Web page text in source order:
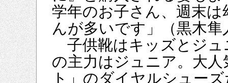
学年のお子さん、週末
んが多いです」（黒木隼
子供靴はキッズとジュ
の主力はジュニア。大
ト」のダイヤルシュー